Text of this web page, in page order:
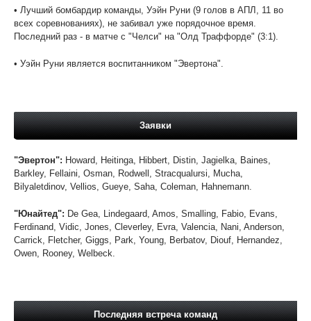
• Лучший бомбардир команды, Уэйн Руни (9 голов в АПЛ, 11 во
всех соревнованиях), не забивал уже порядочное время.
Последний раз - в матче с "Челси" на "Олд Траффорде" (3:1).
• Уэйн Руни является воспитанником "Эвертона".
Заявки
"Эвертон": Howard, Heitinga, Hibbert, Distin, Jagielka, Baines,
Barkley, Fellaini, Osman, Rodwell, Stracqualursi, Mucha,
Bilyaletdinov, Vellios, Gueye, Saha, Coleman, Hahnemann.
"Юнайтед": De Gea, Lindegaard, Amos, Smalling, Fabio, Evans,
Ferdinand, Vidic, Jones, Cleverley, Evra, Valencia, Nani, Anderson,
Carrick, Fletcher, Giggs, Park, Young, Berbatov, Diouf, Hernandez,
Owen, Rooney, Welbeck.
Последняя встреча команд